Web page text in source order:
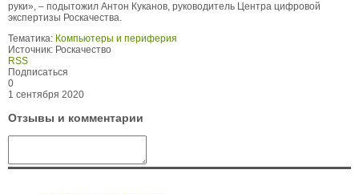
руки», – подытожил Антон Куканов, руководитель Центра цифровой
экспертизы Роскачества.
Тематика: Компьютеры и периферия
Источник: Роскачество
RSS
Подписаться
0
1 сентября 2020
Отзывы и комментарии